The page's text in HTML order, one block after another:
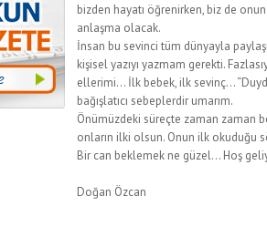
bizden hayatı öğrenirken, biz de
anlaşma olacak.
İnsan bu sevinci tüm dünyayla
kişisel yazıyı yazmam gerekti.
ellerimi… İlk bebek, ilk sevinç…
bağışlatıcı sebeplerdir umarım.
Önümüzdeki süreçte zaman zaman
onların ilki olsun. Onun ilk okuduğu
Bir can beklemek ne güzel… Hoş
Doğan Özcan